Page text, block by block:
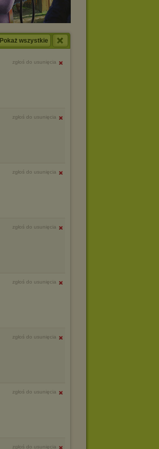
Pokaż wszystkie
zgłoś do usunięcia
zgłoś do usunięcia
zgłoś do usunięcia
zgłoś do usunięcia
zgłoś do usunięcia
zgłoś do usunięcia
zgłoś do usunięcia
zgłoś do usunięcia